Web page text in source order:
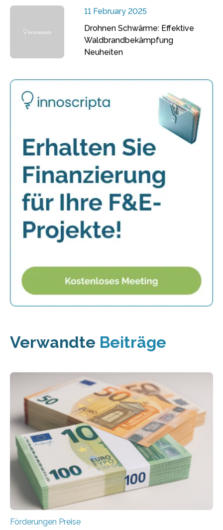
11 February 2025
Drohnen Schwärme: Effektive
Waldbrandbekämpfung
Neuheiten
Verwandte Beiträge
Förderungen Preise